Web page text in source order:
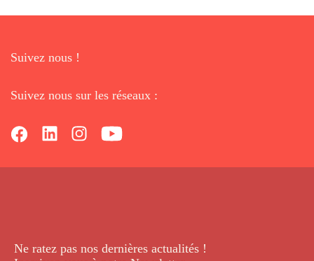
Suivez nous !
Suivez nous sur les réseaux :
Ne ratez pas nos dernières actualités !